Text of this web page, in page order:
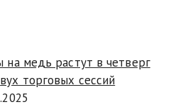
на медь растут в четверг
торговых сессий